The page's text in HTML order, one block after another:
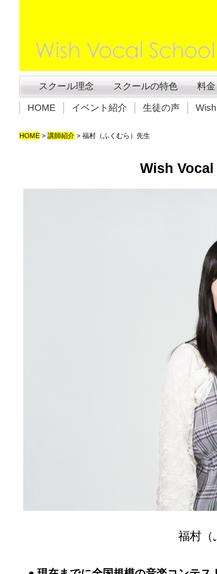
スクール理念 スクールの特色 料
HOME イベント紹介 生徒の声
HOME > 講師紹介 > 福村（ふくむら）先生
Wish
福村（